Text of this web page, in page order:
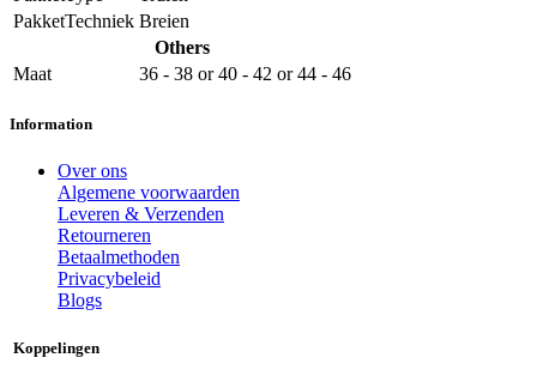
PakketTechniek Breien
Others
Maat
36 - 38 or40 - 42 or44 - 46
Information
Over ons
Algemene voorwaarden
Leveren & Verzenden
Retourneren
Betaalmethoden
Privacybeleid
Blogs
Koppelingen